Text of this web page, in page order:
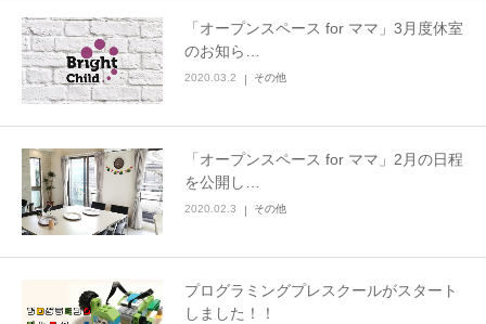
「オープンスペース for ママ」3月度休室
のお知ら…
2020.03.2 その他
「オープンスペース for ママ」2月の日程
を公開し…
2020.02.3 その他
プログラミングプレスクールがスタート
しました！！